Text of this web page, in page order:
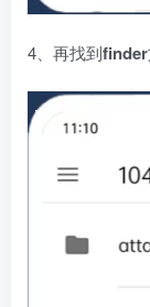
4、再找到finder